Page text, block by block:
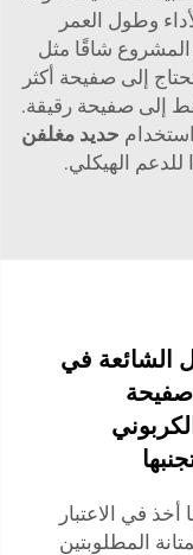
وطول العمر
المشروع شاقًا مثل
إلى صفيحة أكثر
إلى صفيحة رقيقة.
حديد مغلفن
للدعم الهيكلي.
الشائعة في
في الاعتبار
المطلوبتين